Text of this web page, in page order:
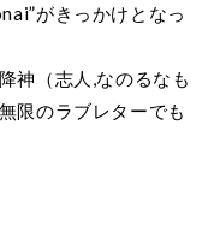
がきっかけとなっ
神（志人,なのるなも
限のラブレターでも